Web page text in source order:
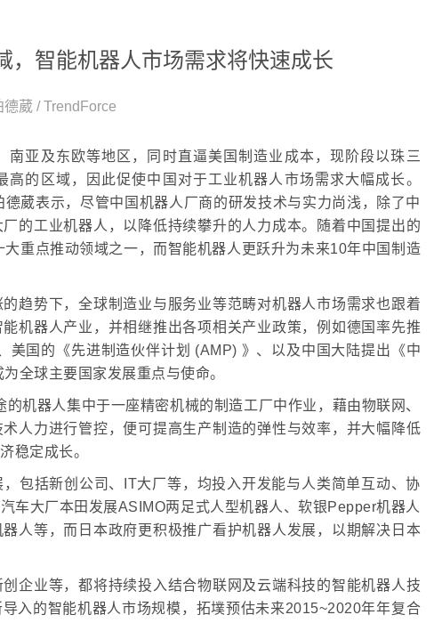
，智能机器人市场需求将快速成长
德葳 /TrendForce
南亚及东欧等地区，同时直逼美国制造业成本，现阶段以珠三
的区域，因此促使中国对于工业机器人市场需求大幅成长。
葳表示，尽管中国机器人厂商的研发技术与实力尚浅，除了中
的工业机器人，以降低持续攀升的人力成本。随着中国提出的
大重点推动领域之一，而智能机器人更跃升为未来10年中国制造
趋势下，全球制造业与服务业等范畴对机器人市场需求也跟着
机器人产业，并相继推出各项相关产业政策，例如德国率先推
美国的《先进制造伙伴计划 (AMP) 》、以及中国大陆提出《中
全球主要国家发展重点与使命。
机器人集中于一座精密机械的制造工厂中作业，藉由物联网、
人力进行管控，便可提高生产制造的弹性与效率，并大幅降低
稳定成长。
包括新创公司、IT大厂等，均投入开发能与人类简单互动、协
车大厂本田发展ASIMO两足式人型机器人、软银Pepper机器人
人等，而日本政府更积极推广看护机器人发展，以期解决日本
企业等，都将持续投入结合物联网及云端科技的智能机器人技
入的智能机器人市场规模，拓墣预估未来2015~2020年年复合